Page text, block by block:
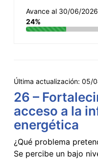
Avance al 30/06/
24%
Última actualización: 05/
26 –
acceso a la
energética
¿Qué problema
Se percibe un bajo